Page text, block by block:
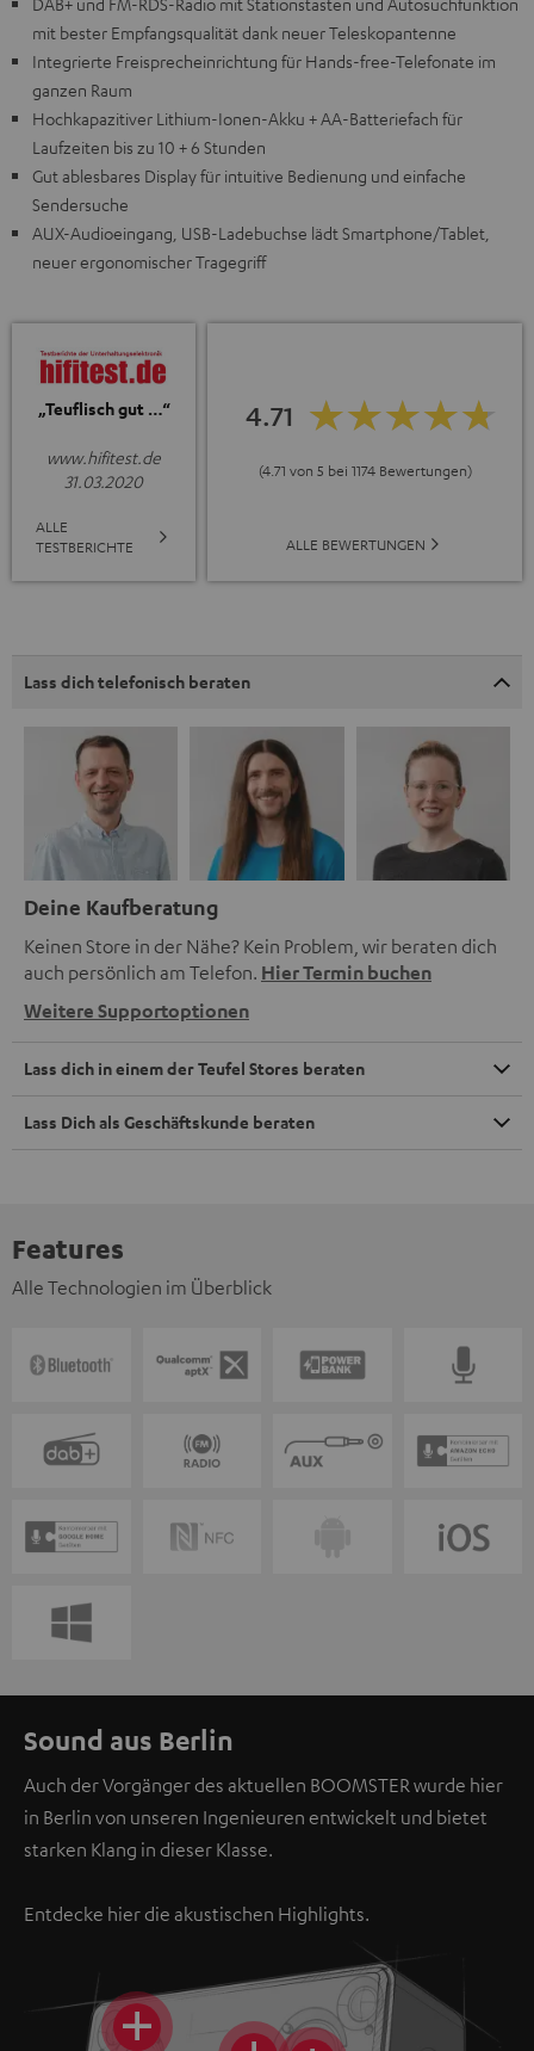
mit bester Empfangsqualität dank neuer Teleskopantenne
Integrierte Freisprecheinrichtung für Hands-free-Telefonate im
ganzen Raum
Hochkapazitiver Lithium-Ionen-Akku + AA-Batteriefach für
Laufzeiten bis zu 10 + 6 Stunden
Gut ablesbares Display für intuitive Bedienung und einfache
Sendersuche
AUX-Audioeingang, USB-Ladebuchse lädt Smartphone/Tablet,
neuer ergonomischer Tragegriff
„Teuflisch gut …“
www.hifitest.de
31.03.2020
ALLE
TESTBERICHTE
4.71
(4.71 von 5 bei 1174 Bewertungen)
ALLE BEWERTUNGEN
Lass dich telefonisch beraten
Deine Kaufberatung
Keinen Store in der Nähe? Kein Problem, wir beraten dich
auch persönlich am Telefon. Hier Termin buchen
Weitere Supportoptionen
Lass dich in einem der Teufel Stores beraten
Lass Dich als Geschäftskunde beraten
Features
Alle Technologien im Überblick
Sound aus Berlin
Auch der Vorgänger des aktuellen BOOMSTER wurde hier
in Berlin von unseren Ingenieuren entwickelt und bietet
starken Klang in dieser Klasse.
Entdecke hier die akustischen Highlights.